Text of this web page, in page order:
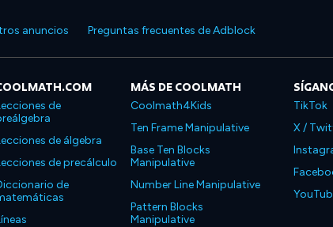
anuncios Preguntas frecuentes de Adblock
de
de álgebra
de precálculo
de
MÁS DE COOLMATH
Coolmath4Kids
Ten Frame Manipulative
Base Ten Blocks
Manipulative
Number Line Manipulative
Pattern Blocks
Manipulative
TikTok
X /